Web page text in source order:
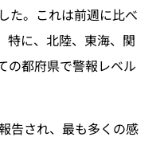
た。これは前週に比べ
特に、北陸、東海、関
の都府県で警報レベル
告され、最も多くの感